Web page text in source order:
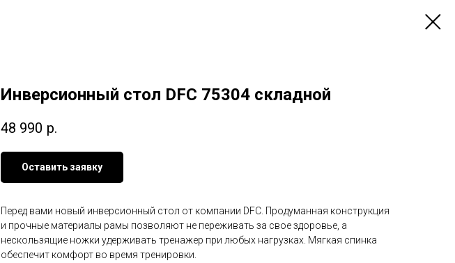
Инверсионный стол DFC 75304 складной
48 990 р.
Оставить заявку
Перед вами новый инверсионный стол от компании DFC. Продуманная конструкция
и прочные материалы рамы позволяют не переживать за свое здоровье, а
нескользящие ножки удерживать тренажер при любых нагрузках. Мягкая спинка
обеспечит комфорт во время тренировки.